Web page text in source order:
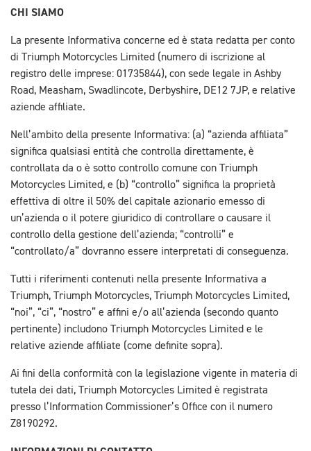
CHI SIAMO
La presente Informativa concerne ed è stata redatta per conto
di Triumph Motorcycles Limited (numero di iscrizione al
registro delle imprese: 01735844), con sede legale in Ashby
Road, Measham, Swadlincote, Derbyshire, DE12 7JP, e relative
aziende affiliate.
Nell’ambito della presente Informativa: (a) “azienda affiliata”
significa qualsiasi entità che controlla direttamente, è
controllata da o è sotto controllo comune con Triumph
Motorcycles Limited, e (b) “controllo” significa la proprietà
effettiva di oltre il 50% del capitale azionario emesso di
un’azienda o il potere giuridico di controllare o causare il
controllo della gestione dell’azienda; “controlli” e
“controllato/a” dovranno essere interpretati di conseguenza.
Tutti i riferimenti contenuti nella presente Informativa a
Triumph, Triumph Motorcycles, Triumph Motorcycles Limited,
“noi”, “ci”, “nostro” e affini e/o all’azienda (secondo quanto
pertinente) includono Triumph Motorcycles Limited e le
relative aziende affiliate (come definite sopra).
Ai fini della conformità con la legislazione vigente in materia di
tutela dei dati, Triumph Motorcycles Limited è registrata
presso l’Information Commissioner’s Office con il numero
Z8190292.